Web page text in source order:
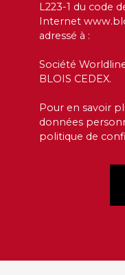
L223-1 du code
Internet
adressé à :
Société
BLOIS CEDEX.
Pour en savoir
données
politique de